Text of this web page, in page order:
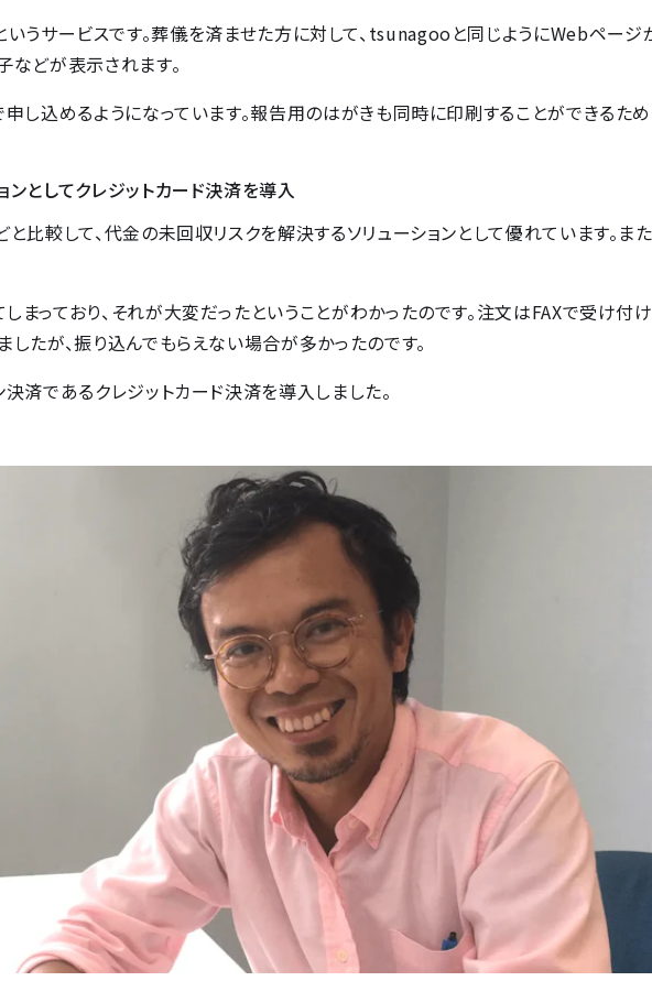
うサービスです。葬儀を済ませた方に対して、tsunagooと同じようにWebページ
などが表示されます。
し込めるようになっています。報告用のはがきも同時に印刷することができるため
としてクレジットカード決済を導入
比較して、代金の未回収リスクを解決するソリューションとして優れています。ま
っており、それが大変だったということがわかったのです。注文はFAXで受け付
たが、振り込んでもらえない場合が多かったのです。
済であるクレジットカード決済を導入しました。